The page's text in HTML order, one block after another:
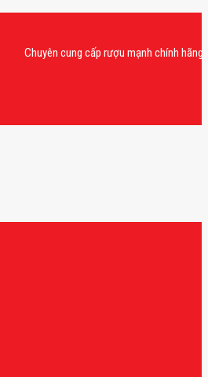
Chuyên cung cấp rượu mạnh chính hãng,